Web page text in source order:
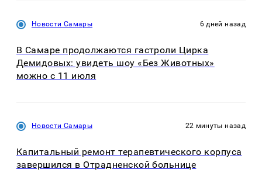
Новости Самары 6 дней назад
В Самаре продолжаются гастроли Цирка
Демидовых: увидеть шоу «Без Животных»
можно с 11 июля
Новости Самары 22 минуты назад
Капитальный ремонт терапевтического корпуса
завершился в Отрадненской больнице